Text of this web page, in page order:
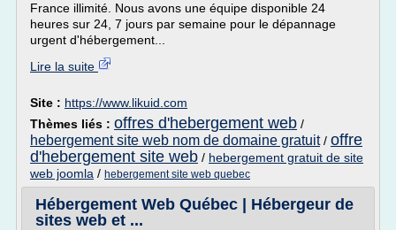
France illimité. Nous avons une équipe disponible 24
heures sur 24, 7 jours par semaine pour le dépannage
urgent d'hébergement...
Lire la suite
Site : https://www.likuid.com
Thèmes liés : offres d'hebergement web /
hebergement site web nom de domaine gratuit/ offre
d'hebergement site web / hebergement gratuit de site
web joomla / hebergement site web quebec
Hébergement Web Québec | Hébergeur de
sites web et ...